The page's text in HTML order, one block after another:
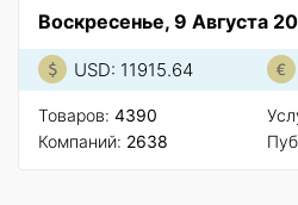
Воскресенье, 9 Августа
USD: 11915.64
Товаров: 4390
Компаний: 2638